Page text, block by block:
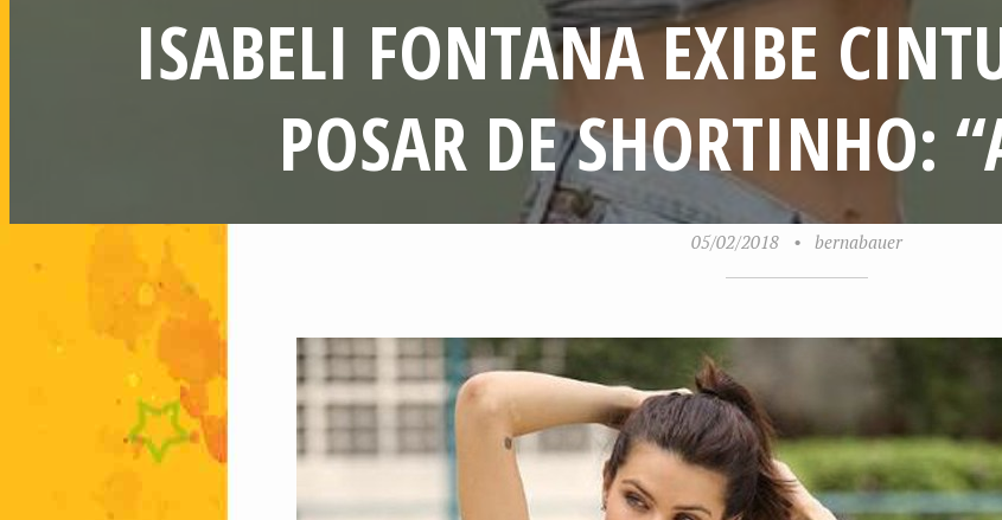
ISABELI FONTANA EXIBE
POSAR DE SHORTINHO:
05/02/2018 • bernabauer